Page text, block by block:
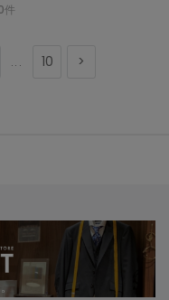
件
... 10